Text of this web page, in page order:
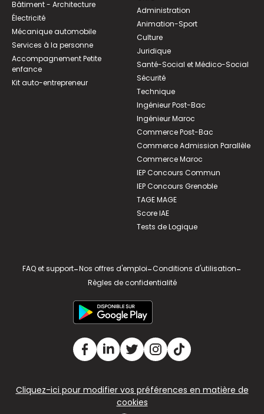
Bâtiment - Architecture
Électricité
Mécanique automobile
Services à la personne
Accompagnement Petite
enfance
Kit auto-entrepreneur
Administration
Animation-Sport
Culture
Juridique
Santé-Social et Médico-Social
Sécurité
Technique
Ingénieur Post-Bac
Ingénieur Maroc
Commerce Post-Bac
Commerce Admission Parallèle
Commerce Maroc
IEP Concours Commun
IEP Concours Grenoble
TAGE MAGE
Score IAE
Tests de Logique
FAQ et support-Nos offres d'emploi-Conditions d'utilisation-
Règles de confidentialité
Cliquez-ici pour modifier vos préférences en matière de
cookies